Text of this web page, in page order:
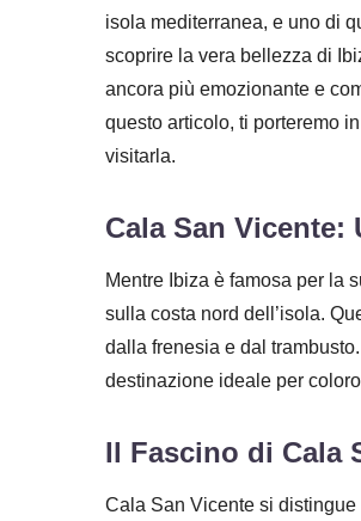
isola mediterranea, e uno di
scoprire la vera bellezza di
ancora più emozionante e
questo articolo, ti porteremo
visitarla.
Cala San Vicente:
Mentre Ibiza è famosa per la
sulla costa nord dell’isola.
dalla frenesia e dal trambusto.
destinazione ideale per
Il Fascino di Cala
Cala San Vicente si distingue